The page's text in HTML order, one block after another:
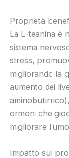
Proprietà
La L-teanina è
sistema
stress,
migliorando la
aumento dei
ormoni che
migliorare
Impatto sul